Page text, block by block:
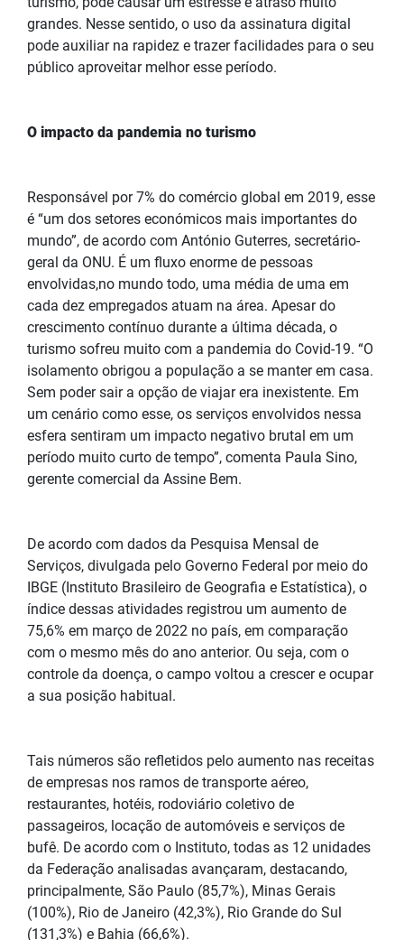
grandes. Nesse sentido, o uso da assinatura digital
pode auxiliar na rapidez e trazer facilidades para o seu
público aproveitar melhor esse período.
O impacto da pandemia no turismo
Responsável por 7% do comércio global em 2019, esse
é “um dos setores económicos mais importantes do
mundo”, de acordo com António Guterres, secretário-
geral da ONU. É um fluxo enorme de pessoas
envolvidas,no mundo todo, uma média de uma em
cada dez empregados atuam na área. Apesar do
crescimento contínuo durante a última década, o
turismo sofreu muito com a pandemia do Covid-19. “O
isolamento obrigou a população a se manter em casa.
Sem poder sair a opção de viajar era inexistente. Em
um cenário como esse, os serviços envolvidos nessa
esfera sentiram um impacto negativo brutal em um
período muito curto de tempo”, comenta Paula Sino,
gerente comercial da Assine Bem.
De acordo com dados da Pesquisa Mensal de
Serviços, divulgada pelo Governo Federal por meio do
IBGE (Instituto Brasileiro de Geografia e Estatística), o
índice dessas atividades registrou um aumento de
75,6% em março de 2022 no país, em comparação
com o mesmo mês do ano anterior. Ou seja, com o
controle da doença, o campo voltou a crescer e ocupar
a sua posição habitual.
Tais números são refletidos pelo aumento nas receitas
de empresas nos ramos de transporte aéreo,
restaurantes, hotéis, rodoviário coletivo de
passageiros, locação de automóveis e serviços de
bufê. De acordo com o Instituto, todas as 12 unidades
da Federação analisadas avançaram, destacando,
principalmente, São Paulo (85,7%), Minas Gerais
(100%), Rio de Janeiro (42,3%), Rio Grande do Sul
(131,3%) e Bahia (66,6%).